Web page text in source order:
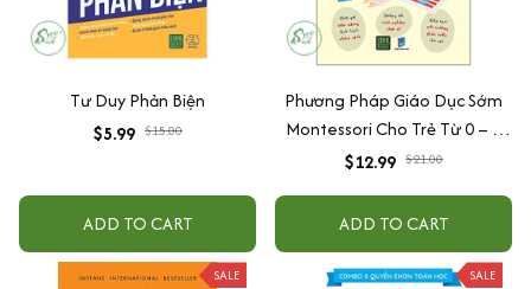
Tư Duy Phản Biện
$5.99 $15.00
ADD TO CART
Phương Pháp Giáo Dục Sớm
Montessori Cho Trẻ Từ 0 – 3
Tuổi
$12.99 $21.00
ADD TO CART
SALE SALE